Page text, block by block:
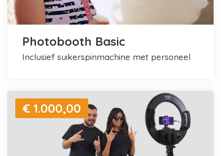
Photobooth Basic
inclusief suikerspinmachine met personeel
€ 1.000,00